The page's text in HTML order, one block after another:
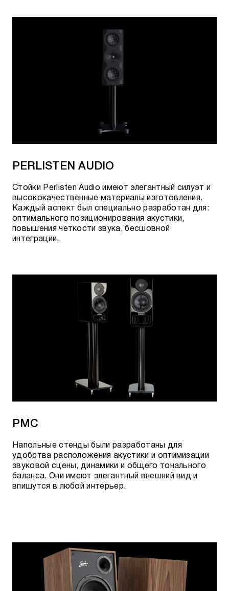
PERLISTEN AUDIO
Стойки Perlisten Audio имеют элегантный силуэт и
высококачественные материалы изготовления.
Каждый аспект был специально разработан для:
оптимального позиционирования акустики,
повышения четкости звука, бесшовной
интеграции.
PMC
Напольные стенды были разработаны для
удобства расположения акустики и оптимизации
звуковой сцены, динамики и общего тонального
баланса. Они имеют элегантный внешний вид и
впишутся в любой интерьер.